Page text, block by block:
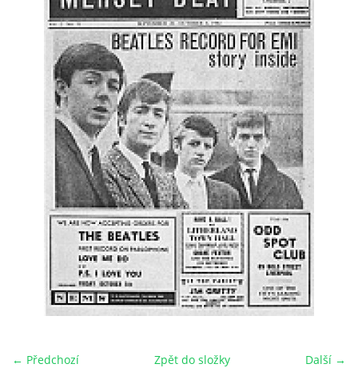
HISTORIE - BEATLEMANIE
HISTORIE - SERŽANT PEPŘ
HISTORIE - KONEC LEGENDY
HISTORIE - ...PO BEATLES
NÁSTROJE - LENNON
NÁSTROJE - LENNON II
← Předchozí Další →
Zpět do složky